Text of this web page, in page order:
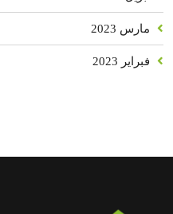
مارس 2023
فبراير 2023